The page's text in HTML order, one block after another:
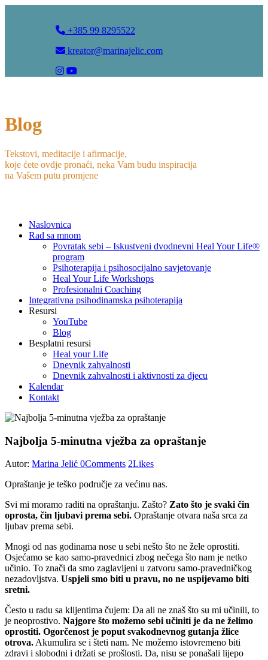
+385 99 8295522
kreator@marinajelic.com
Blog
Tekstovi, meditacije i afirmacije,
koje ćete ovdje pronaći, neka Vam budu inspiracija
na Vašem putu promjene
Naslovnica
Rad sa mnom
Povratak sebi – Iskustveni dvodnevni Heal Your Life®
program
Psihoterapija i psihosocijalno savjetovanje
Heal Your Life Workshops
Profesionalni Coaching
Integrativna psihodinamska psihoterapija
Resursi
YouTube
Blog
Besplatni resursi
Heal your Life
Dnevnik zahvalnosti
Dnevnik zahvalnosti i aktivnosti za djecu
Kalendar
Kontakt
Najbolja 5-minutna vježba za opraštanje
Autor: Marina Jelić 0Comments 2Likes
Opraštanje je teško područje za većinu nas.
Svi mi moramo raditi na opraštanju. Zašto? Zato što je svaki čin
oprosta, čin ljubavi prema sebi. Opraštanje otvara naša srca za
ljubav prema sebi.
Mnogi od nas godinama nose u sebi nešto što ne žele oprostiti.
Osjećamo se kao samo-pravednici zbog nečega što nam je netko
učinio. To znači da smo zaglavljeni u zatvoru samo-pravedničkog
nezadovljstva. Uspjeli smo biti u pravu, no ne uspijevamo biti
sretni.
Često u radu sa klijentima čujem: Da ali ne znaš što su mi učinili, to
je neoprostivo. Najgore što možemo sebi učiniti je da ne želimo
oprostiti. Ogorčenost je poput svakodnevnog gutanja žlice
otrova. Akumulira se i šteti nam. Ne možemo istovremeno biti
zdravi i slobodni i držati se prošlosti. Da, nisu se ponašali lijepo